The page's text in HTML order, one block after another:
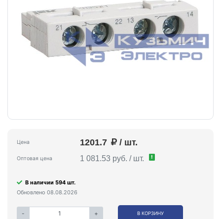
Цена 1201.7 / шт.
Оптовая цена 1 081.53 руб. / шт. !
В наличии 594 шт.
Обновлено 08.08.2026
- + В КОРЗИНУ